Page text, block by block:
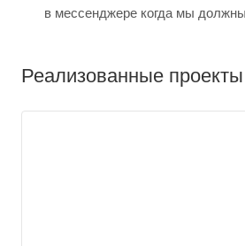
в мессенджере когда мы
Реализованные проекты